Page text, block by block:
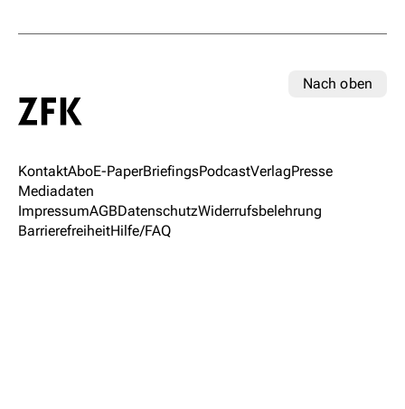
Nach oben
KontaktAboE-PaperBriefingsPodcastVerlagPresse
Mediadaten
ImpressumAGBDatenschutzWiderrufsbelehrung
BarrierefreiheitHilfe/FAQ